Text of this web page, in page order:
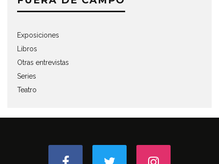
Exposiciones
Libros
Otras entrevistas
Series
Teatro